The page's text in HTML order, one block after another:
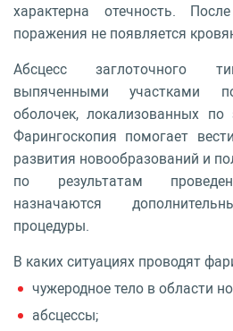
характерна отечность.
поражения не появляется
Абсцесс заглоточного
выпяченными участками
оболочек, локализованных по
Фарингоскопия помогает
развития новообразований и
по результатам
назначаются
процедуры.
В каких ситуациях проводят
чужеродное тело в области
абсцессы;